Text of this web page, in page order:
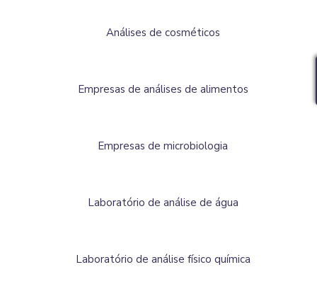
Análises de cosméticos
Empresas de análises de alimentos
Empresas de microbiologia
Laboratório de análise de água
Laboratório de análise físico química